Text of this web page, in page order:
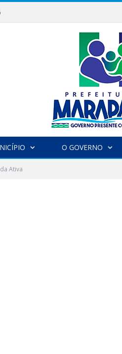
O GOVERNO
Ativa